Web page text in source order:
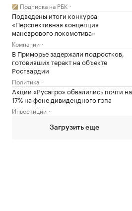
Подписка на РБК
Подведены итоги конкурса
«Перспективная концепция
маневрового локомотива»
Компании
В Приморье задержали подростков,
готовивших теракт на объекте
Росгвардии
Политика
Акции «Русагро» обвалились почти на
17% на фоне дивидендного гэпа
Инвестиции
Загрузить еще